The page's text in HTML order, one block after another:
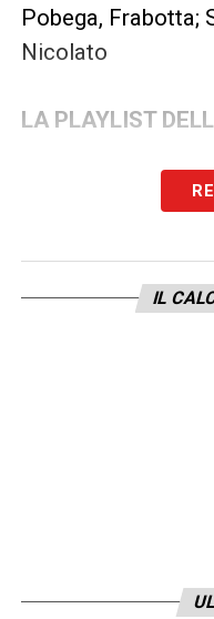
Pobega, Frabotta;
Nicolato
LA PLAYLIST
IL